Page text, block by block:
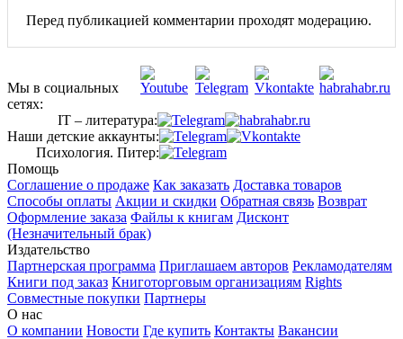
Перед публикацией комментарии проходят модерацию.
Мы в социальных
сетях:
IT – литература:
Наши детские аккаунты:
Психология. Питер:
Помощь
Соглашение о продаже Как заказать Доставка товаров
Способы оплаты Акции и скидки Обратная связь Возврат
Оформление заказа Файлы к книгам Дисконт
(Незначительный брак)
Издательство
Партнерская программа Приглашаем авторов Рекламодателям
Книги под заказ Книготорговым организациям Rights
Совместные покупки Партнеры
О нас
О компании Новости Где купить Контакты Вакансии